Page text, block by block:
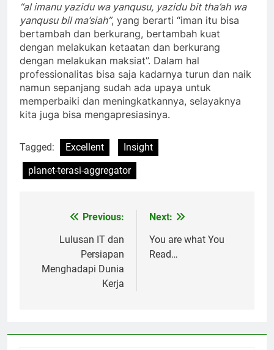
“al imanu yazidu wa yanqusu, yazidu bit tha’ah wa
yanqusu bil ma’siah”, yang berarti “iman itu bisa
bertambah dan berkurang, bertambah kuat
dengan melakukan ketaatan dan berkurang
dengan melakukan maksiat”. Dalam hal
professionalitas bisa saja kadarnya turun dan naik
namun sepanjang sudah ada upaya untuk
memperbaiki dan meningkatkannya, selayaknya
kita juga bisa mengapresiasinya.
Tagged: Excellent
Insight
planet-terasi-aggregator
navigation
Previous:
Lulusan IT dan
Persiapan
Menghadapi Dunia
Kerja
Next:
You are what You
Read…